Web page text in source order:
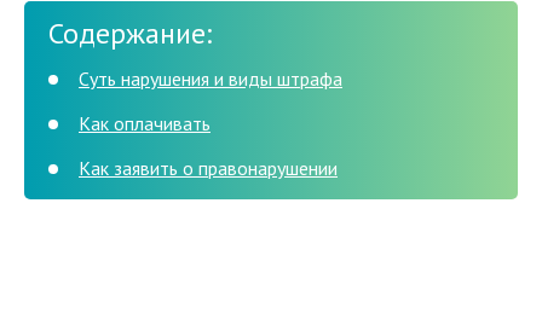
Содержание:
Суть нарушения и виды штрафа
Как оплачивать
Как заявить о правонарушении